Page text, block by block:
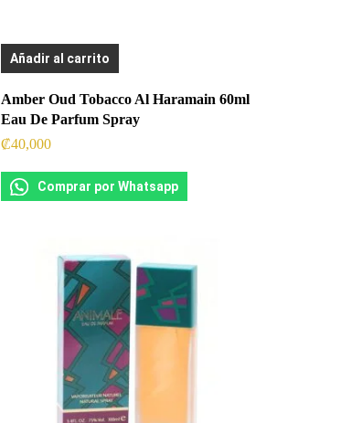
Añadir al carrito
Amber Oud Tobacco Al Haramain 60ml
Eau De Parfum Spray
₡40,000
Comprar por Whatsapp